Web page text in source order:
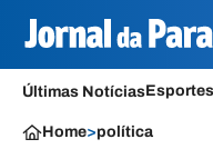
Últimas NotíciasEsportes
Home>política